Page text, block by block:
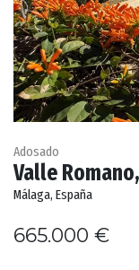
Adosado
Valle
Málaga, España
665.000 €